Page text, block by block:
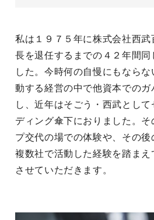
私は１９７５年に株式会社西
長を退任するまでの４２年間同
した。今時何の自慢にもなら
動する経営の中で他資本でのガ
し、近年はそごう・西武とし
ディング傘下におりました。そ
プ交代の場での体験や、その後
複数社で活動した経験を踏ま
させていただきます。